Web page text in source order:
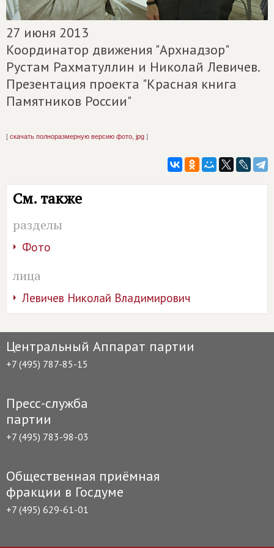
27 июня 2013
Координатор движения "Архнадзор"
Рустам Рахматуллин и Николай Левичев.
Презентация проекта "Красная книга
Памятников России"
[ скачать полноразмерную версию фото, jpg ]
См. также
разделы
Фото
лица
Левичев Николай Владимирович
Центральный Аппарат партии
+7 (495) 787-85-15
Пресс-служба
партии
+7 (495) 783-98-03
Общественная приёмная
фракции в Госдуме
+7 (495) 629-61-01